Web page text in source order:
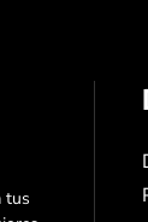
tus